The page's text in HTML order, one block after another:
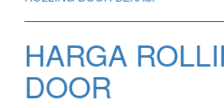
HARGA
DOOR